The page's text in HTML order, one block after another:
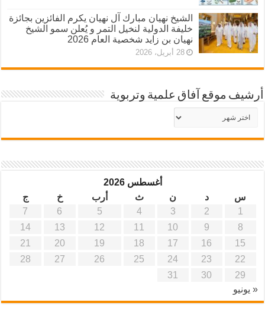
الشيخ نهيان مبارك آل نهيان يكرم الفائزين بجائزة
خليفة الدولية لنخيل التمر و يُعلن سمو الشيخ
نهيان بن زايد شخصية العام 2026
28 أبريل، 2026
أرشيف موقع آفاق علمية وتربوية
أرشيف
موقع
أغسطس 2026
س
د ن ث أرب خ
ج
1
2
3
4
5
6
7
8
9
10
11
12
13
14
15
16
17
18
19
20
21
22
23
24
25
26
27
28
29
30
31
« يونيو